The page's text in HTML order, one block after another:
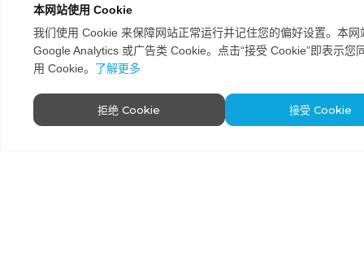
我们坚持在智能PXL系列的线缆及电源配件上使用高
性能的汽车级别连接器。
它们配备了优质的防水密封件，耐用的热塑性塑料外
壳具备出色的抗紫外线能力，同时其电触点采用铜合
金制成，以确保每次都能实现稳固连接。
这些部件在经过我们内部测试流程之前，会连接到带
本网站使用 Cookie
我们使用 Cookie 来保障网站正常运行并记住您的偏好设置。本网
Google Analytics 或广告类 Cookie。点击“接受 Cookie”即表示您
用 Cookie。 了解更多
拒绝 Cookie 接受 Cookie